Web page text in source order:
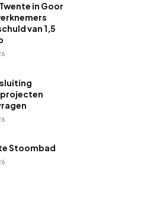
in Goor
van 1,5
Stoombad